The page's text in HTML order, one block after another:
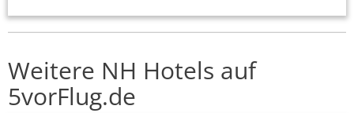
Weitere NH Hotels auf
5vorFlug.de